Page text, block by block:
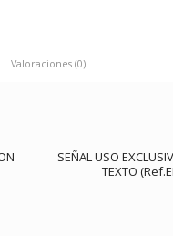
Valoraciones (0)
SEÑAL USO
TEXTO